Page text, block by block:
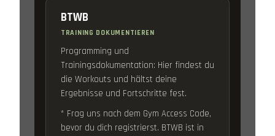
BTWB
TRAINING DOKUMENTIEREN
Programming und
Trainingsdokumentation: Hier findest du
die Workouts und hältst deine
Ergebnisse und Fortschritte fest.
* Frag uns nach dem Gym Access Code,
bevor du dich registrierst. BTWB ist in